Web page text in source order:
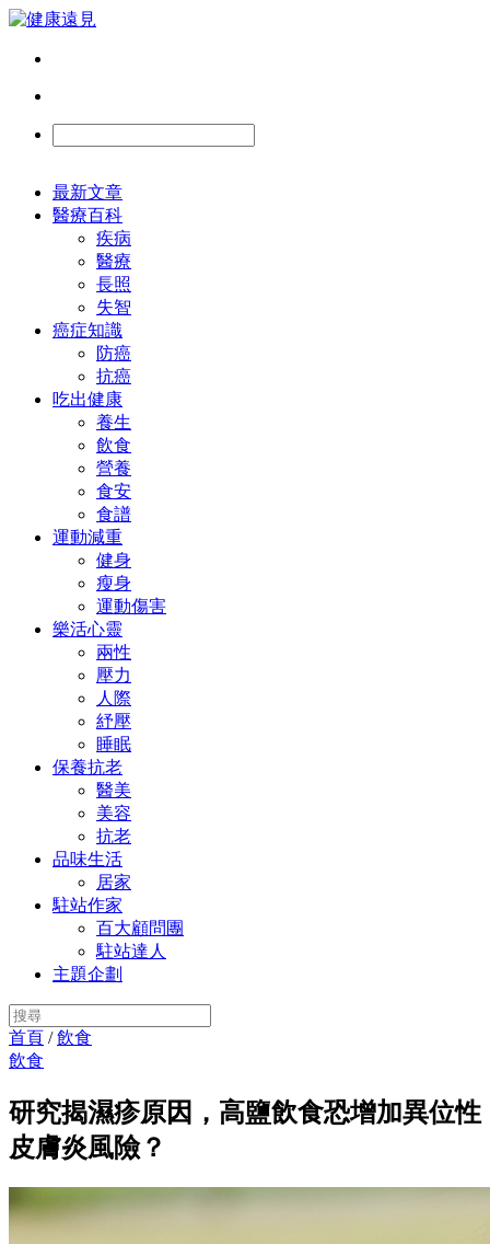
最新文章
醫療百科
疾病
醫療
長照
失智
癌症知識
防癌
抗癌
吃出健康
養生
飲食
營養
食安
食譜
運動減重
健身
瘦身
運動傷害
樂活心靈
兩性
壓力
人際
紓壓
睡眠
保養抗老
醫美
美容
抗老
品味生活
居家
駐站作家
百大顧問團
駐站達人
主題企劃
首頁 /飲食
飲食
研究揭濕疹原因，高鹽飲食恐增加異位性
皮膚炎風險？